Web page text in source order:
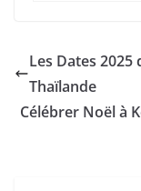
Les Dates
Thaïlande
Célébrer Noël à